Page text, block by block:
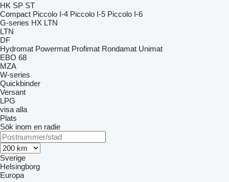
HK SP ST
Compact Piccolo I-4 Piccolo I-5 Piccolo I-6
G-series HX LTN
LTN
DF
Hydromat Powermat Profimat Rondamat Unimat
EBO 68
MZA
W-series
Quickbinder
Versant
LPG
visa alla
Plats
Sök inom en radie
Sverige
Helsingborg
Europa